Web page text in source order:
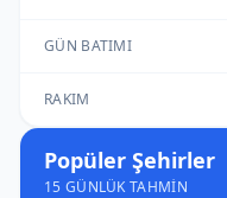
GÜN BATIMI
RAKIM
Popüler Şehirler
15 GÜNLÜK TAHMIN